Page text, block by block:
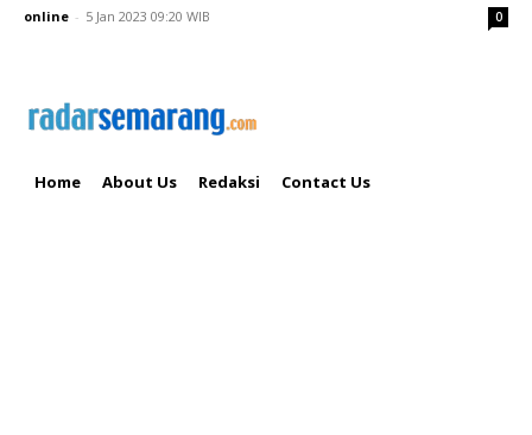
online - 5 Jan 2023 09:20 WIB 0
Home About Us Redaksi Contact Us